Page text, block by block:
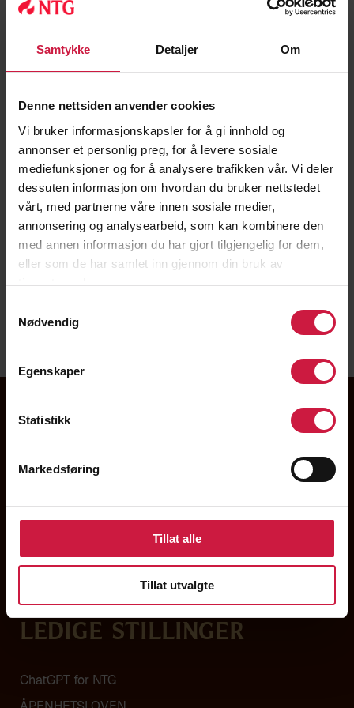
Samtykke Detaljer Om
Denne nettsiden anvender cookies
Vi bruker informasjonskapsler for å gi innhold og
annonser et personlig preg, for å levere sosiale
mediefunksjoner og for å analysere trafikken vår. Vi deler
dessuten informasjon om hvordan du bruker nettstedet
vårt, med partnerne våre innen sosiale medier,
annonsering og analysearbeid, som kan kombinere den
med annen informasjon du har gjort tilgjengelig for dem,
eller som de har samlet inn gjennom din bruk av
tjenestene deres.
Nødvendig
Egenskaper
Statistikk
Markedsføring
Tillat alle
Tillat utvalgte
August Mikkelsen
Om NTG
Kontakt
Ledige stillinger
ChatGPT for NTG